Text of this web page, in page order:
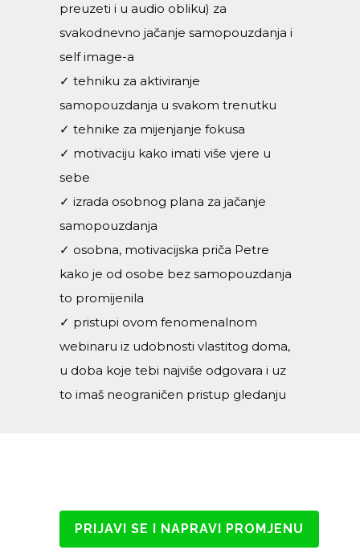
preuzeti i u audio obliku) za
svakodnevno jačanje samopouzdanja i
self image-a
✓ tehniku za aktiviranje
samopouzdanja u svakom trenutku
✓ tehnike za mijenjanje fokusa
✓ motivaciju kako imati više vjere u
sebe
✓ izrada osobnog plana za jačanje
samopouzdanja
✓ osobna, motivacijska priča Petre
kako je od osobe bez samopouzdanja
to promijenila
✓ pristupi ovom fenomenalnom
webinaru iz udobnosti vlastitog doma,
u doba koje tebi najviše odgovara i uz
to imaš neograničen pristup gledanju
PRIJAVI SE I NAPRAVI PROMJENU